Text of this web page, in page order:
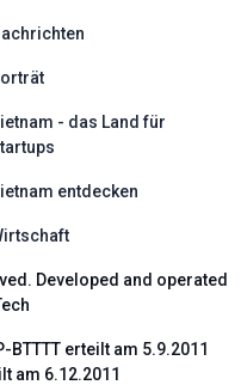
- das Land für
entdecken
Developed and operated
erteilt am 5.9.2011
am 6.12.2011